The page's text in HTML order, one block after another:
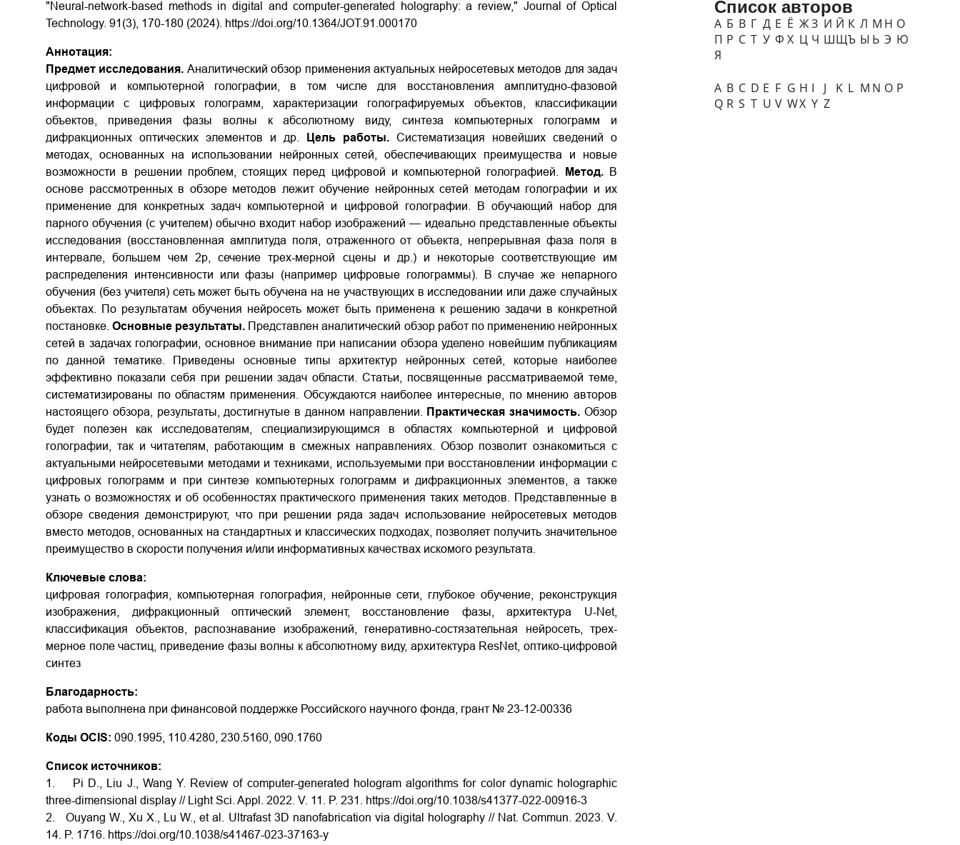
"Neural-network-based methods in digital and computer-generated holography: a review," Journal of Optical
Technology. 91(3), 170-180 (2024). https://doi.org/10.1364/JOT.91.000170
Аннотация:
Предмет исследования. Аналитический обзор применения актуальных нейросетевых методов для задач
цифровой и компьютерной голографии, в том числе для восстановления амплитудно-фазовой
информации с цифровых голограмм, характеризации голографируемых объектов, классификации
объектов, приведения фазы волны к абсолютному виду, синтеза компьютерных голограмм и
дифракционных оптических элементов и др.
Цель работы. Систематизация новейших сведений о
методах, основанных на использовании нейронных сетей, обеспечивающих преимущества и новые
возможности в решении проблем, стоящих перед цифровой и компьютерной голографией.
Метод. В
основе рассмотренных в обзоре методов лежит обучение нейронных сетей методам голографии и их
применение для конкретных задач компьютерной и цифровой голографии. В обучающий набор для
парного обучения (с учителем) обычно входит набор изображений — идеально представленные объекты
исследования (восстановленная амплитуда поля, отраженного от объекта, непрерывная фаза поля в
интервале, большем чем 2p, сечение трех-мерной сцены и др.) и некоторые соответствующие им
распределения интенсивности или фазы (например цифровые голограммы). В случае же непарного
обучения (без учителя) сеть может быть обучена на не участвующих в исследовании или даже случайных
объектах. По результатам обучения нейросеть может быть применена к решению задачи в конкретной
постановке. Основные результаты. Представлен аналитический обзор работ по применению нейронных
сетей в задачах голографии, основное внимание при написании обзора уделено новейшим публикациям
по данной тематике. Приведены основные типы архитектур нейронных сетей, которые наиболее
эффективно показали себя при решении задач области. Статьи, посвященные рассматриваемой теме,
систематизированы по областям применения. Обсуждаются наиболее интересные, по мнению авторов
настоящего обзора, результаты, достигнутые в данном направлении.
Практическая значимость.Обзор
будет полезен как исследователям, специализирующимся в областях компьютерной и цифровой
голографии, так и читателям, работающим в смежных направлениях. Обзор позволит ознакомиться с
актуальными нейросетевыми методами и техниками, используемыми при восстановлении информации с
цифровых голограмм и при синтезе компьютерных голограмм и дифракционных элементов, а также
узнать о возможностях и об особенностях практического применения таких методов. Представленные в
обзоре сведения демонстрируют, что при решении ряда задач использование нейросетевых методов
вместо методов, основанных на стандартных и классических подходах, позволяет получить значительное
преимущество в скорости получения и/или информативных качествах искомого результата.
Ключевые слова:
цифровая голография, компьютерная голография, нейронные сети, глубокое обучение, реконструкция
изображения, дифракционный оптический элемент, восстановление фазы, архитектура U-Net,
классификация объектов, распознавание изображений, генеративно-состязательная нейросеть, трех-
мерное поле частиц, приведение фазы волны к абсолютному виду, архитектура ResNet, оптико-цифровой
синтез
Благодарность:
работа выполнена при финансовой поддержке Российского научного фонда, грант № 23-12-00336
Коды OCIS: 090.1995, 110.4280, 230.5160, 090.1760
Список источников:
1. Pi D., Liu J., Wang Y. Review of computer-generated hologram algorithms for color dynamic holographic
three-dimensional display // Light Sci. Appl. 2022. V. 11. P. 231. https://doi.org/10.1038/s41377-022-00916-3
2. Ouyang W., Xu X., Lu W., et al. Ultrafast 3D nanofabrication via digital holography // Nat. Commun. 2023. V.
14. P. 1716. https://doi.org/10.1038/s41467-023-37163-y
Список авторов
А Б В Г Д Е Ё ЖЗ И Й К Л М Н О
П Р С Т У Ф Х Ц Ч ШЩЪ Ы Ь Э Ю
Я
A B C D E F G H I J K L M N O P
Q R S T U V WX Y Z